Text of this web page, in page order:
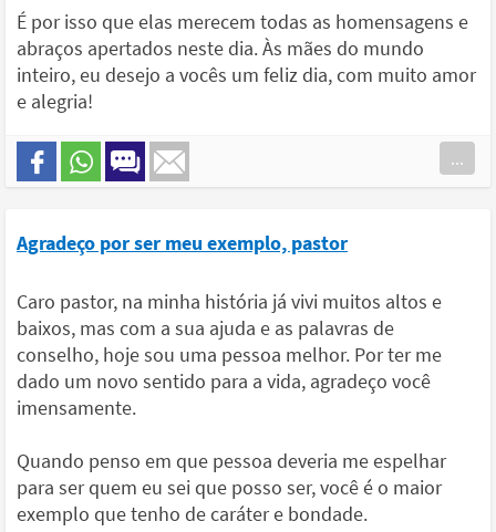
É por isso que elas merecem todas as homensagens e
abraços apertados neste dia. Às mães do mundo
inteiro, eu desejo a vocês um feliz dia, com muito amor
e alegria!
...
Agradeço por ser meu exemplo, pastor
Caro pastor, na minha história já vivi muitos altos e
baixos, mas com a sua ajuda e as palavras de
conselho, hoje sou uma pessoa melhor. Por ter me
dado um novo sentido para a vida, agradeço você
imensamente.
Quando penso em que pessoa deveria me espelhar
para ser quem eu sei que posso ser, você é o maior
exemplo que tenho de caráter e bondade.